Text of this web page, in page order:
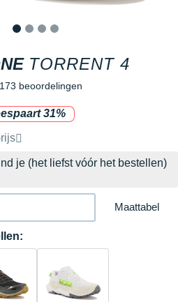
TORRENT 4
173 beoordelingen
31%
verkoopprijs
je (het liefst vóór het bestellen)
Maattabel